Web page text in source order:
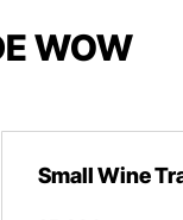
WOW
Small Wine